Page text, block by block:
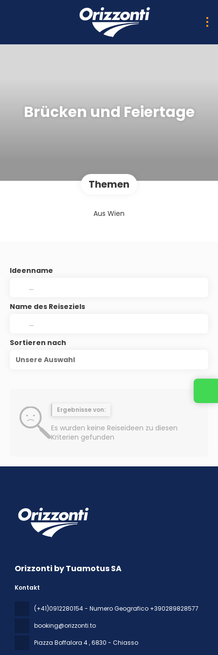
Brücken und Feiertage
Themen
Aus Wien
Ideenname
Name des Reiseziels
Sortieren nach
Unsere Auswahl
Ergebnisse von:
Es wurden keine Reiseideen zu diesen
Kriterien gefunden
Orizzonti by Tuamotus SA
Kontakt
(+41)0912280154 - Numero Geografico +390289828577
booking@orizzonti.to
Piazza Boffalora 4, 6830 - Chiasso